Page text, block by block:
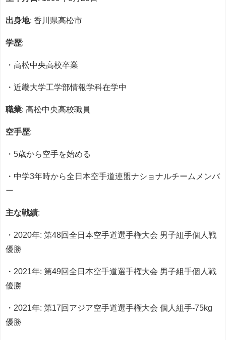
出身地: 香川県高松市
学歴:
・高松中央高校卒業
・近畿大学工学部情報学科在学中
職業: 高松中央高校職員
空手歴:
・5歳から空手を始める
・中学3年時から全日本空手道連盟ナショナルチームメンバ
ー
主な戦績:
・2020年: 第48回全日本空手道選手権大会 男子組手個人戦
優勝
・2021年: 第49回全日本空手道選手権大会 男子組手個人戦
優勝
・2021年: 第17回アジア空手道選手権大会 個人組手-75kg
優勝